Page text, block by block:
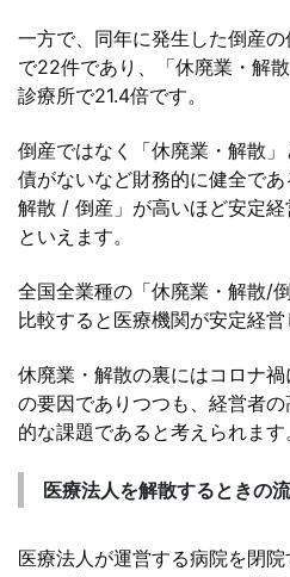
一方で、同年に発生した倒産
で22件であり、「休廃業・解
診療所で21.4倍です。
倒産ではなく「休廃業・解散
債がないなど財務的に健全で
解散 / 倒産」が高いほど安定
といえます。
全国全業種の「休廃業・解散/
比較すると医療機関が安定経営
休廃業・解散の裏にはコロナ
の要因でありつつも、経営者
的な課題であると考えられます
医療法人を解散するときの
医療法人が運営する病院を閉